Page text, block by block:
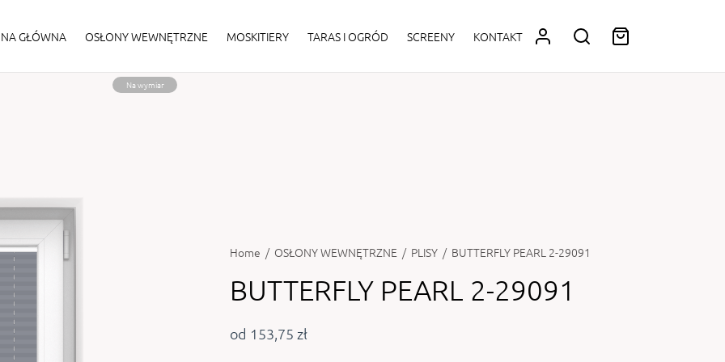
GŁÓWNA OSŁONY WEWNĘTRZNE MOSKITIERY TARAS I OGRÓD SCREENY KONTAKT
Na wymiar
Home / OSŁONY WEWNĘTRZNE / PLISY / BUTTERFLY PEARL 2-29091
BUTTERFLY PEARL 2-29091
od 153,75 zł